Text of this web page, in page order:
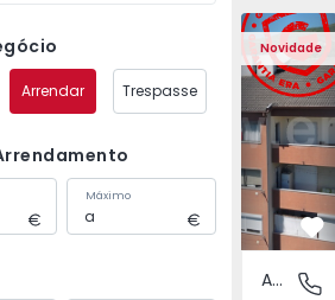
Arrendar Trespasse
Máximo
138
153
2
Novidade
Apartamento T2
Covilhã
Apartamento